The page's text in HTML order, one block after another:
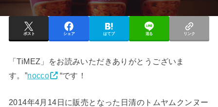
ポスト シェア はてブ 送る リンク
「TiMEZ」をお読みいただきありがとうございま
す。”nocco “です！
2014年4月14日に販売となった日清のトムヤムクンヌー